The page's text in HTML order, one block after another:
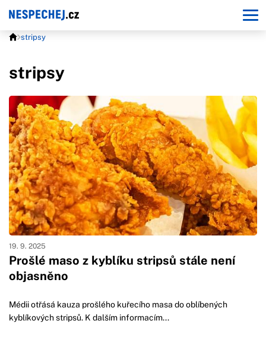
stripsy
stripsy
Prošlé maso z kyblíku stripsů stále není
objasněno
19. 9. 2025
Médii otřásá kauza prošlého kuřecího masa do oblíbených
kyblíkových stripsů. K dalším informacím...